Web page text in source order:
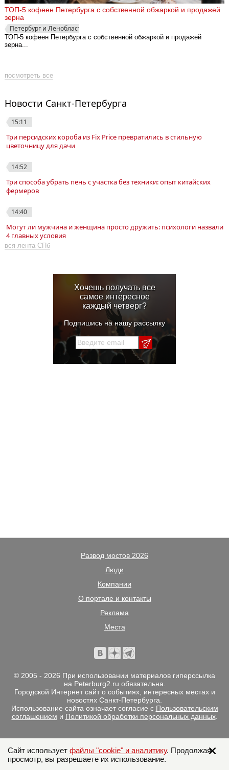
ТОП-5 кофеен Петербурга с собственной обжаркой и продажей
зерна
Петербург и Ленобласть
ТОП-5 кофеен Петербурга с собственной обжаркой и продажей
зерна...
посмотреть все
Новости Санкт-Петербурга
15:11
Три персидских короба из Fix Price превратились в стильную
цветочницу для дачи
14:52
Три способа убрать пень с участка без техники: опыт китайских
фермеров
14:40
Могут ли мужчина и женщина просто дружить: психологи назвали
4 главных условия
вся лента СПб
Хочешь получать все
самое интересное
каждый четверг?
Подпишись на нашу рассылку
Развод мостов 2026
Люди
Компании
О портале и контакты
Реклама
Места
© 2005 - 2026 При использовании материалов гиперссылка
на Peterburg2.ru обязательна.
Городской Интернет сайт о событиях, интересных местах и
новостях Санкт-Петербурга.
Использование сайта означает согласие с Пользовательским
соглашением и Политикой обработки персональных данных.
Сайт использует файлы "cookie" и аналитику. Продолжая
просмотр, вы разрешаете их использование.